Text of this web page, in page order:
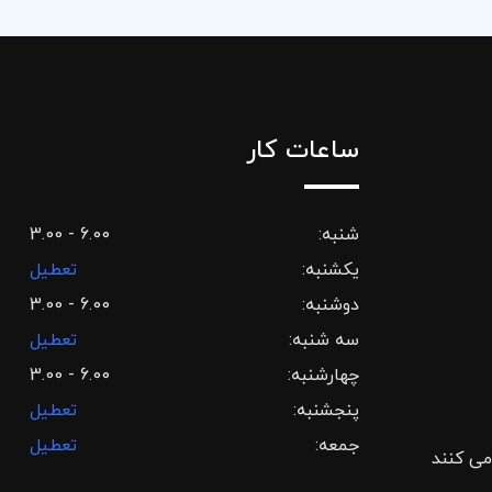
می کنند
ساعات کار
شنبه:
3.00 - 6.00
یکشنبه:
تعطیل
دوشنبه:
3.00 - 6.00
سه شنبه:
تعطیل
چهارشنبه:
3.00 - 6.00
پنجشنبه:
تعطیل
جمعه:
تعطیل